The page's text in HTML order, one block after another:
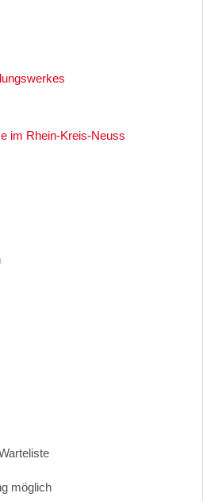
im Rhein-Kreis-Neuss
möglich